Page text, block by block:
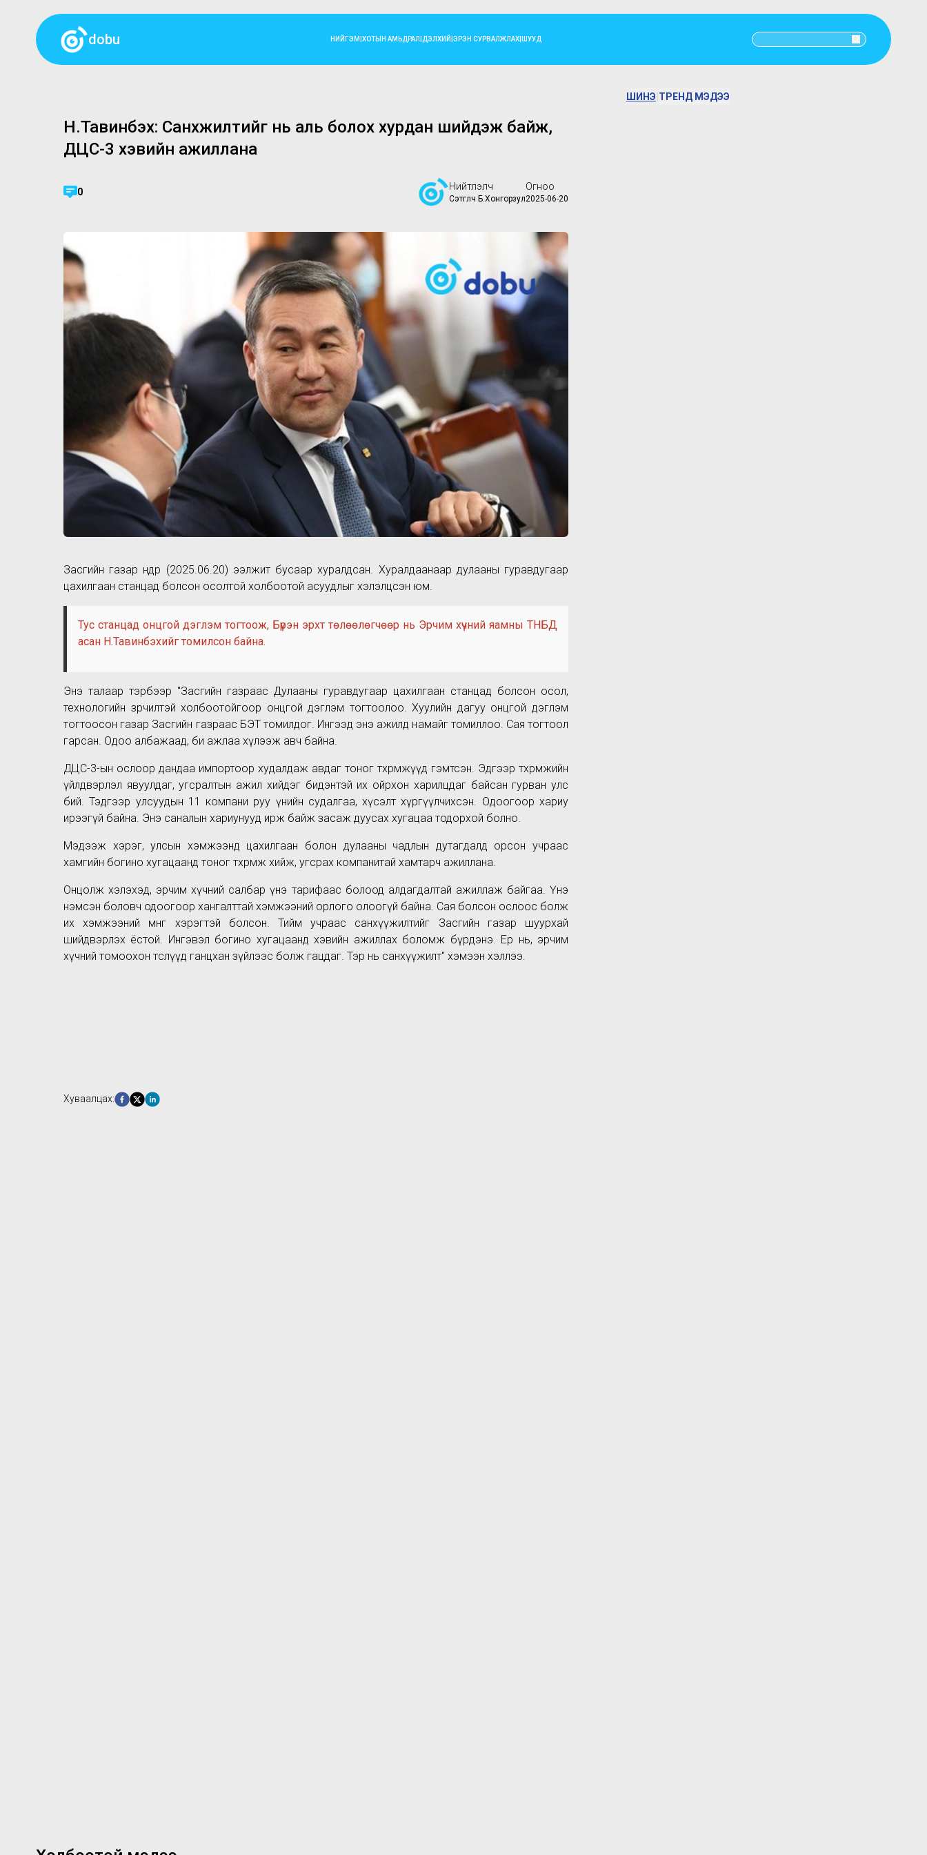
dobu НИЙГЭМ ХОТЫН АМЬДРАЛ ДЭЛХИЙ ЭРЭН СУРВАЛЖЛАХ ШУУД
Н.Тавинбэх: Санхүүжилтийг нь аль болох хурдан шийдэж байж,
ДЦС-3 хэвийн ажиллана
0 Нийтлэлч
Сэтгүүлч Б.Хонгорзул
Огноо
2025-06-20
Засгийн газар өнөөдөр (2025.06.20) ээлжит бусаар хуралдсан. Хуралдаанаар дулааны гуравдугаар
цахилгаан станцад болсон осолтой холбоотой асуудлыг хэлэлцсэн юм.
Тус станцад онцгой дэглэм тогтоож, Бүрэн эрхт төлөөлөгчөөр нь Эрчим хүчний яамны ТНБД
асан Н.Тавинбэхийг томилсон байна.
Энэ талаар тэрбээр "Засгийн газраас Дулааны гуравдугаар цахилгаан станцад болсон осол,
технологийн зөрчилтэй холбоотойгоор онцгой дэглэм тогтоолоо. Хуулийн дагуу онцгой дэглэм
тогтоосон газар Засгийн газраас БЭТ томилдог. Ингээд энэ ажилд намайг томиллоо. Сая тогтоол
гарсан. Одоо албажаад, би ажлаа хүлээж авч байна.
ДЦС-3-ын ослоор дандаа импортоор худалдаж авдаг тоног төхөөрөмжүүд гэмтсэн. Эдгээр төхөөрөмжийн
үйлдвэрлэл явуулдаг, угсралтын ажил хийдэг бидэнтэй их ойрхон харилцдаг байсан гурван улс
бий. Тэдгээр улсуудын 11 компани руу үнийн судалгаа, хүсэлт хүргүүлчихсэн. Одоогоор хариу
ирээгүй байна. Энэ саналын хариунууд ирж байж засаж дуусах хугацаа тодорхой болно.
Мэдээж хэрэг, улсын хэмжээнд цахилгаан болон дулааны чадлын дутагдалд орсон учраас
хамгийн богино хугацаанд тоног төхөөрөмж хийж, угсрах компанитай хамтарч ажиллана.
Онцолж хэлэхэд, эрчим хүчний салбар үнэ тарифаас болоод алдагдалтай ажиллаж байгаа. Үнэ
нэмсэн боловч одоогоор хангалттай хэмжээний орлого олоогүй байна. Сая болсон ослоос болж
их хэмжээний мөнгө хэрэгтэй болсон. Тийм учраас санхүүжилтийг Засгийн газар шуурхай
шийдвэрлэх ёстой. Ингэвэл богино хугацаанд хэвийн ажиллах боломж бүрдэнэ. Ер нь, эрчим
хүчний томоохон төслүүд ганцхан зүйлээс болж гацдаг. Тэр нь санхүүжилт" хэмээн хэллээ.
Хуваалцах:
ШИНЭ ТРЕНД МЭДЭЭ